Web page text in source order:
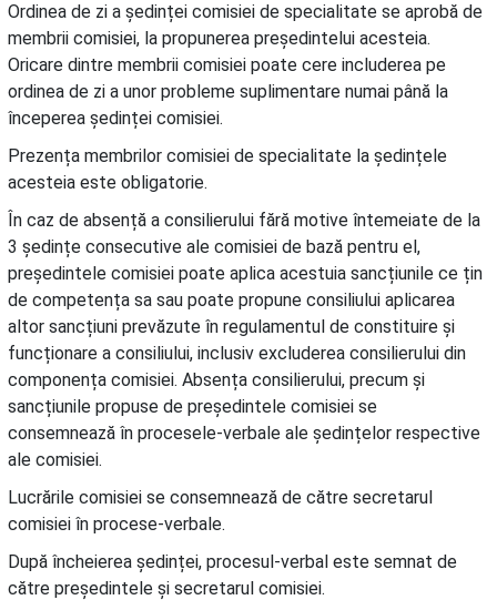
Ordinea de zi a ședinței comisiei de specialitate se aprobă de
membrii comisiei, la propunerea președintelui acesteia.
Oricare dintre membrii comisiei poate cere includerea pe
ordinea de zi a unor probleme suplimentare numai până la
începerea ședinței comisiei.
Prezența membrilor comisiei de specialitate la ședințele
acesteia este obligatorie.
În caz de absență a consilierului fără motive întemeiate de la
3 ședințe consecutive ale comisiei de bază pentru el,
președintele comisiei poate aplica acestuia sancțiunile ce țin
de competența sa sau poate propune consiliului aplicarea
altor sancțiuni prevăzute în regulamentul de constituire și
funcționare a consiliului, inclusiv excluderea consilierului din
componența comisiei. Absența consilierului, precum și
sancțiunile propuse de președintele comisiei se
consemnează în procesele-verbale ale ședințelor respective
ale comisiei.
Lucrările comisiei se consemnează de către secretarul
comisiei în procese-verbale.
După încheierea ședinței, procesul-verbal este semnat de
către președintele și secretarul comisiei.